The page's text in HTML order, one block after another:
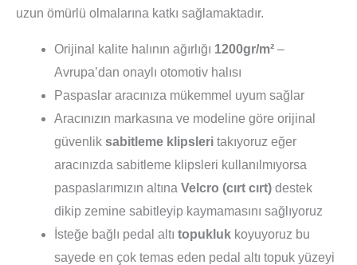
uzun ömürlü olmalarına katkı sağlamaktadır.
Orijinal kalite halının ağırlığı 1200gr/m² –
Avrupa’dan onaylı otomotiv halısı
Paspaslar aracınıza mükemmel uyum sağlar
Aracınızın markasına ve modeline göre orijinal
güvenlik sabitleme klipsleri takıyoruz eğer
aracınızda sabitleme klipsleri kullanılmıyorsa
paspaslarımızın altına Velcro (cırt cırt) destek
dikip zemine sabitleyip kaymamasını sağlıyoruz
İsteğe bağlı pedal altı topukluk koyuyoruz bu
sayede en çok temas eden pedal altı topuk yüzeyi